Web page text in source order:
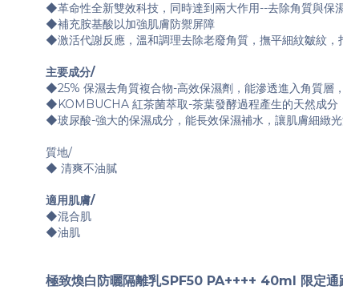
◆革命性全新雙效科技，同時達到兩大作用--去除角質與保
◆補充胺基酸以加強肌膚防禦屏障
◆激活代謝反應，溫和調理去除老廢角質，撫平細紋皺紋，
主要成分/
◆25% 保濕去角質複合物-高效保濕劑，能滲透進入角質層
◆KOMBUCHA 紅茶菌萃取-茶葉發酵過程產生的天然成分
◆玻尿酸-強大的保濕成分，能長效保濕補水，讓肌膚細緻
質地/
◆ 清爽不油膩
適用肌膚/
◆混合肌
◆油肌
極致煥白防曬隔離乳SPF50 PA++++ 40ml 限定通